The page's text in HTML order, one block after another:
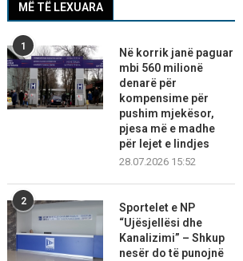
MË TË LEXUARA
1
Në korrik janë paguar
mbi 560 milionë
denarë për
kompensime për
pushim mjekësor,
pjesa më e madhe
për lejet e lindjes
28.07.2026 15:52
2
Sportelet e NP
“Ujësjellësi dhe
Kanalizimi” – Shkup
nesër do të punojnë